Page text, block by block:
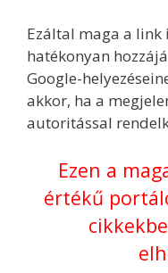
Ezáltal maga a link
hatékonyan
Google-
akkor, ha a
autoritással
Ezen a
értékű